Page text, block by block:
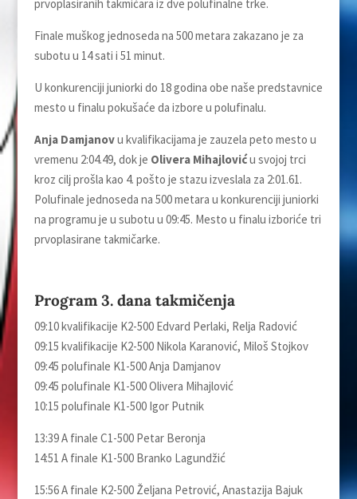
prvoplasiranih takmičara iz dve polufinalne trke.
Finale muškog jednoseda na 500 metara zakazano je za
subotu u 14 sati i 51 minut.
U konkurenciji juniorki do 18 godina obe naše predstavnice
mesto u finalu pokušaće da izbore u polufinalu.
Anja Damjanovu kvalifikacijama je zauzela peto mesto u
vremenu 2:04.49, dok je Olivera Mihajloviću svojoj trci
kroz cilј prošla kao 4. pošto je stazu izveslala za 2:01.61.
Polufinale jednoseda na 500 metara u konkurenciji juniorki
na programu je u subotu u 09:45. Mesto u finalu izboriće tri
prvoplasirane takmičarke.
Program 3. dana takmičenja
09:10 kvalifikacije K2-500 Edvard Perlaki, Relјa Radović
09:15 kvalifikacije K2-500 Nikola Karanović, Miloš Stojkov
09:45 polufinale K1-500 Anja Damjanov
09:45 polufinale K1-500 Olivera Mihajlović
10:15 polufinale K1-500 Igor Putnik
13:39 A finale C1-500 Petar Beronja
14:51 A finale K1-500 Branko Lagundžić
15:56 A finale K2-500 Želјana Petrović, Anastazija Bajuk